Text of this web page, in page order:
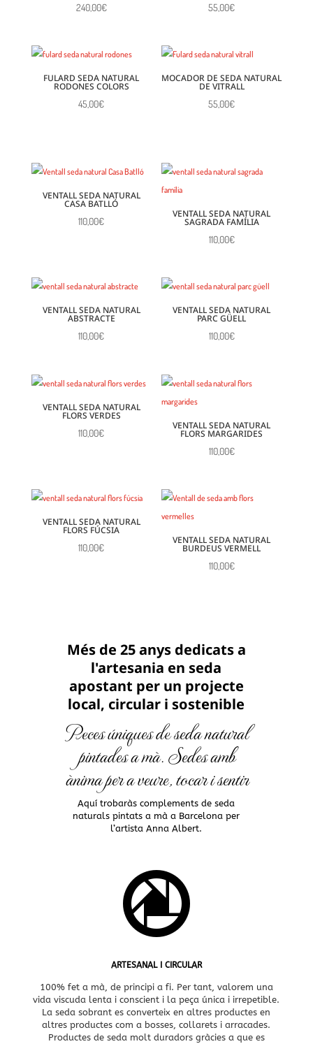
240,00€
55,00€
FULARD SEDA NATURAL
RODONES COLORS
45,00€
MOCADOR DE SEDA NATURAL
DE VITRALL
55,00€
VENTALL SEDA NATURAL
CASA BATLLÓ
110,00€
VENTALL SEDA NATURAL
SAGRADA FAMÍLIA
110,00€
VENTALL SEDA NATURAL
ABSTRACTE
110,00€
VENTALL SEDA NATURAL
PARC GÜELL
110,00€
VENTALL SEDA NATURAL
FLORS VERDES
110,00€
VENTALL SEDA NATURAL
FLORS MARGARIDES
110,00€
VENTALL SEDA NATURAL
FLORS FÚCSIA
110,00€
VENTALL SEDA NATURAL
BURDEUS VERMELL
110,00€
Més de 25 anys dedicats a
l'artesania en seda
apostant per un projecte
local, circular i sostenible
Peces úniques de seda natural
pintades a mà. Sedes amb
ànima per a veure, tocar i sentir
Aquí trobaràs complements de seda
naturals pintats a mà a Barcelona per
l’artista Anna Albert.

ARTESANAL I CIRCULAR
100% fet a mà, de principi a fi. Per tant, valorem una
vida viscuda lenta i conscient i la peça única i irrepetible.
La seda sobrant es converteix en altres productes en
altres productes com a bosses, collarets i arracades.
Productes de seda molt duradors gràcies a que es